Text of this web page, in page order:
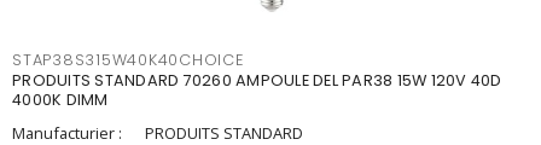
STAP38S315W40K40CHOICE
PRODUITS STANDARD 70260 AMPOULE DEL PAR38 15W 120V 40D
4000K DIMM
Manufacturier :
PRODUITS STANDARD